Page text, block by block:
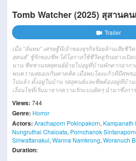
Tomb Watcher (2025) สุสานคน
Trailer
เมื่อ “ลั่นทม” เศรษฐีนีเจ้าของธุรกิจร้อยล้านเสียชีวิ
สุคนธ์” ชู้รักของชีพ ได้โอกาสใช้ชีวิตคู่รักอย่างเปิ
นาน ชีพชวนรสสุคนธ์ย้ายไปอยู่ที่บ้านพักตากอาก
พบความสยองเกินคาดคิด เมื่อพบโลงแก้วที่มีศพข
ไปแล้ว ตั้งอยู่ในบ้าน รสสุคนธ์และชีพต้องอยู่ที่บ้าน
เงื่อนไขที่เริ่มมาจากความรักแบบผิดๆ นำมาซึ่งก
Views: 744
Genre: Horror
Actors: Arachaporn Pokinpakorn, Kampanath
Nungruthai Chaioata, Pornchanok Sintanaporn
Siriwattanakul, Wanna Namkrong, Woranuch
Duration: